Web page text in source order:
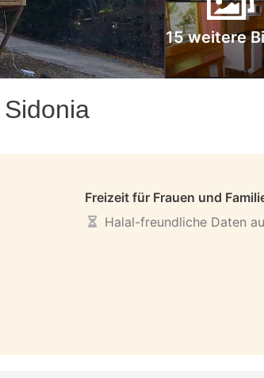
15 weitere
Freizeit für Frauen und
Halal-freundliche Daten